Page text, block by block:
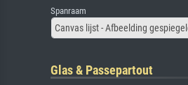
Spanraam
Glas & Passepartout